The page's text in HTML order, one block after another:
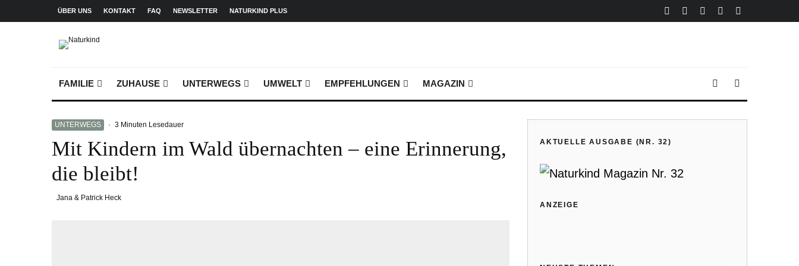
ÜBER UNS KONTAKT FAQ NEWSLETTER NATURKIND PLUS
FAMILIE ZUHAUSE UNTERWEGS UMWELT EMPFEHLUNGEN MAGAZIN
UNTERWEGS · 3 Minuten Lesedauer
Mit Kindern im Wald übernachten – eine Erinnerung,
die bleibt!
Jana & Patrick Heck
AKTUELLE AUSGABE (NR. 32)
ANZEIGE